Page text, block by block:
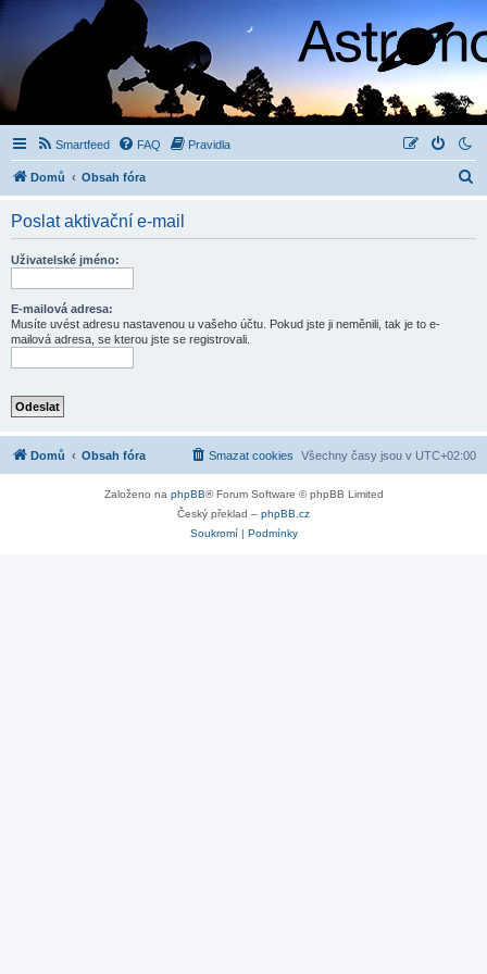
Smartfeed FAQ Pravidla
Domů Obsah fóra
Poslat aktivační e-mail
Uživatelské jméno:
E-mailová adresa:
Musíte uvést adresu nastavenou u vašeho účtu. Pokud jste ji neměnili, tak je to e-
mailová adresa, se kterou jste se registrovali.
Domů Obsah fóra Všechny časy jsou v UTC+02:00
Smazat cookies
Založeno na phpBB® Forum Software © phpBB Limited
Český překlad – phpBB.cz
Soukromí| Podmínky